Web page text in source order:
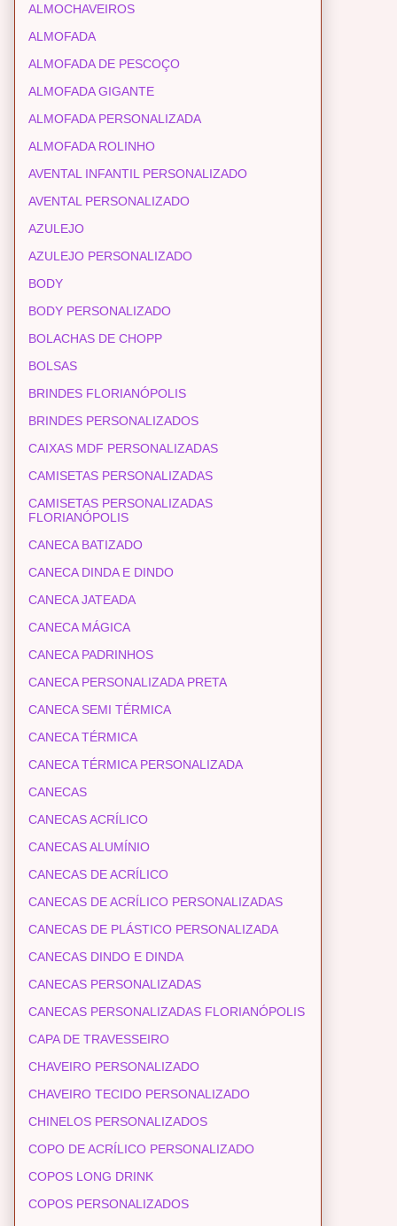
ALMOCHAVEIROS
ALMOFADA
ALMOFADA DE PESCOÇO
ALMOFADA GIGANTE
ALMOFADA PERSONALIZADA
ALMOFADA ROLINHO
AVENTAL INFANTIL PERSONALIZADO
AVENTAL PERSONALIZADO
AZULEJO
AZULEJO PERSONALIZADO
BODY
BODY PERSONALIZADO
BOLACHAS DE CHOPP
BOLSAS
BRINDES FLORIANÓPOLIS
BRINDES PERSONALIZADOS
CAIXAS MDF PERSONALIZADAS
CAMISETAS PERSONALIZADAS
CAMISETAS PERSONALIZADAS
FLORIANÓPOLIS
CANECA BATIZADO
CANECA DINDA E DINDO
CANECA JATEADA
CANECA MÁGICA
CANECA PADRINHOS
CANECA PERSONALIZADA PRETA
CANECA SEMI TÉRMICA
CANECA TÉRMICA
CANECA TÉRMICA PERSONALIZADA
CANECAS
CANECAS ACRÍLICO
CANECAS ALUMÍNIO
CANECAS DE ACRÍLICO
CANECAS DE ACRÍLICO PERSONALIZADAS
CANECAS DE PLÁSTICO PERSONALIZADA
CANECAS DINDO E DINDA
CANECAS PERSONALIZADAS
CANECAS PERSONALIZADAS FLORIANÓPOLIS
CAPA DE TRAVESSEIRO
CHAVEIRO PERSONALIZADO
CHAVEIRO TECIDO PERSONALIZADO
CHINELOS PERSONALIZADOS
COPO DE ACRÍLICO PERSONALIZADO
COPOS LONG DRINK
COPOS PERSONALIZADOS